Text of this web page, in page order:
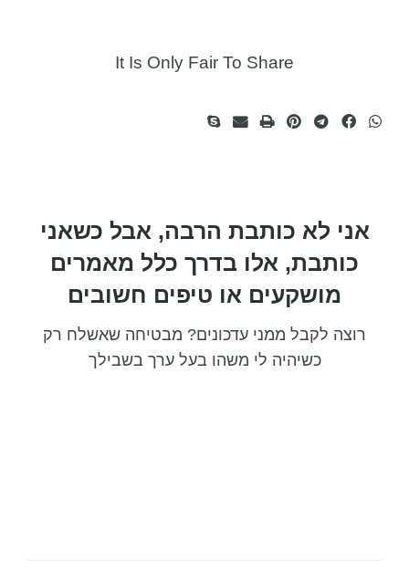
It Is Only Fair To Share​
אני לא כותבת הרבה, אבל כשאני
כותבת, אלו בדרך כלל מאמרים
מושקעים או טיפים חשובים
רוצה לקבל ממני עדכונים? מבטיחה שאשלח רק
כשיהיה לי משהו בעל ערך בשבילך